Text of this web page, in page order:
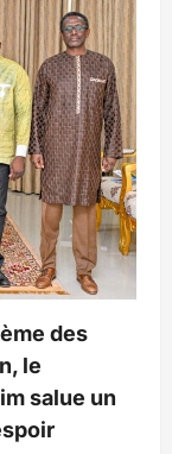
des
le
salue un